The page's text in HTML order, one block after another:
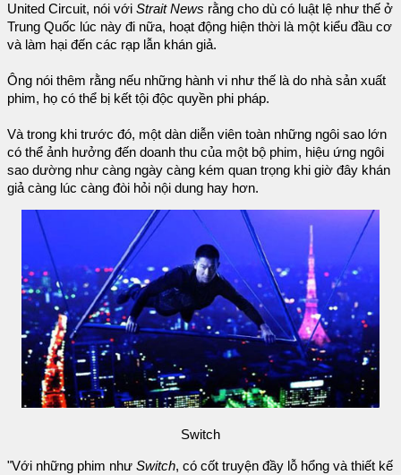
United Circuit, nói với Strait News rằng cho dù có luật lệ như thế ở
Trung Quốc lúc này đi nữa, hoạt động hiện thời là một kiểu đầu cơ
và làm hại đến các rạp lẫn khán giả.
Ông nói thêm rằng nếu những hành vi như thế là do nhà sản xuất
phim, họ có thể bị kết tội độc quyền phi pháp.
Và trong khi trước đó, một dàn diễn viên toàn những ngôi sao lớn
có thể ảnh hưởng đến doanh thu của một bộ phim, hiệu ứng ngôi
sao dường như càng ngày càng kém quan trọng khi giờ đây khán
giả càng lúc càng đòi hỏi nội dung hay hơn.
Switch
"Với những phim như Switch, có cốt truyện đầy lỗ hổng và thiết kế